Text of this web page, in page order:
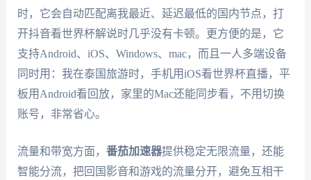
时，它会自动匹配离我最近、延迟最低的国内节点，打
开抖音看世界杯解说时几乎没有卡顿。更方便的是，它
支持Android、iOS、Windows、mac，而且一人多端设备
同时用：我在泰国旅游时，手机用iOS看世界杯直播，平
板用Android看回放，家里的Mac还能同步看，不用切换
账号，非常省心。
流量和带宽方面， 番茄加速器提供稳定无限流量，还能
智能分流，把回国影音和游戏的流量分开，避免互相干